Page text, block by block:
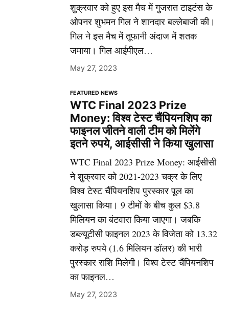
शुक्रवार को हुए इस मैच में गुजरात टाइटंस के
ओपनर शुभमन गिल ने शानदार बल्लेबाजी की।
गिल ने इस मैच में तूफानी अंदाज में शतक
जमाया। गिल आईपीएल…
May 27, 2023
FEATURED NEWS
WTC Final 2023 Prize
Money: विश्व टेस्ट चैंपियनशिप का
फाइनल जीतने वाली टीम को मिलेंगे
इतने रुपये, आईसीसी ने किया खुलासा
WTC Final 2023 Prize Money: आईसीसी
ने शुक्रवार को 2021-2023 चक्र के लिए
विश्व टेस्ट चैंपियनशिप पुरस्कार पूल का
खुलासा किया। 9 टीमों के बीच कुल $3.8
मिलियन का बंटवारा किया जाएगा। जबकि
डब्ल्यूटीसी फाइनल 2023 के विजेता को 13.32
करोड़ रुपये (1.6 मिलियन डॉलर) की भारी
पुरस्कार राशि मिलेगी। विश्व टेस्ट चैंपियनशिप
का फाइनल…
May 27, 2023